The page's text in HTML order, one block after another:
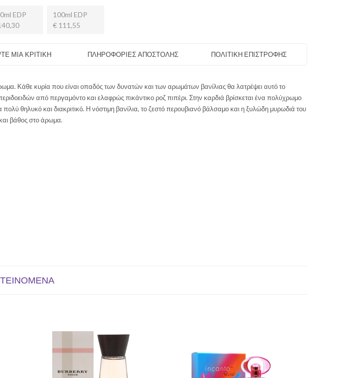
EDP
100ml EDP
€ 111,55
ΜΙΑ ΚΡΙΤΙΚΗ ΠΛΗΡΟΦΟΡΙΕΣ ΑΠΟΣΤΟΛΗΣ ΠΟΛΙΤΙΚΗ ΕΠΙΣΤΡΟΦΗΣ
Κάθε κυρία που είναι οπαδός των δυνατών και των αρωμάτων βανίλιας θα λατρέψει αυτό το
από περγαμόντο και ελαφρώς πικάντικο ροζ πιπέρι. Στην καρδιά βρίσκεται ένα πολύχρωμο
θηλυκό και διακριτικό. Η νόστιμη βανίλια, το ζεστό περουβιανό βάλσαμο και η ξυλώδη μυρωδιά του
βάθος στο άρωμα.